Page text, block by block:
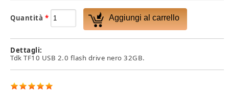
Quantità *
Dettagli:
Tdk TF10 USB 2.0 flash drive nero 32GB.